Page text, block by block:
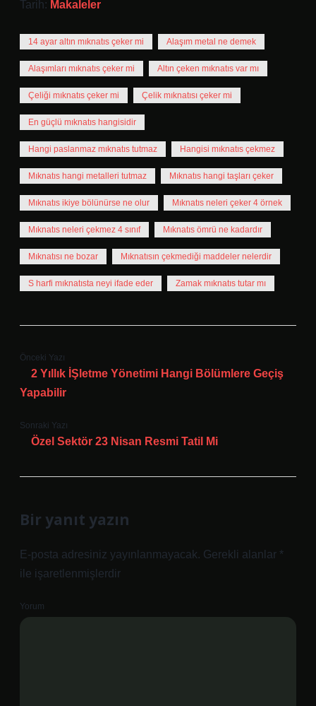
Tarih: Makaleler
14 ayar altın mıknatıs çeker mi Alaşım metal ne demek
Alaşımları mıknatıs çeker mi Altın çeken mıknatıs var mı
Çeliği mıknatıs çeker mi Çelik mıknatısı çeker mi
En güçlü mıknatıs hangisidir
Hangi paslanmaz mıknatıs tutmaz Hangisi mıknatıs çekmez
Mıknatıs hangi metalleri tutmaz Mıknatıs hangi taşları çeker
Mıknatıs ikiye bölünürse ne olur Mıknatıs neleri çeker 4 örnek
Mıknatıs neleri çekmez 4 sınıf Mıknatıs ömrü ne kadardır
Mıknatısı ne bozar Mıknatısın çekmediği maddeler nelerdir
S harfi mıknatısta neyi ifade eder Zamak mıknatıs tutar mı
Önceki Yazı
2 Yıllık İŞletme Yönetimi Hangi Bölümlere Geçiş
Yapabilir
Sonraki Yazı
Özel Sektör 23 Nisan Resmi Tatil Mi
Bir yanıt yazın
E-posta adresiniz yayınlanmayacak. Gerekli alanlar *
ile işaretlenmişlerdir
Yorum